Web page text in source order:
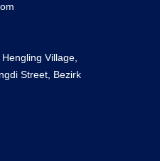
Village,
Street, Bezirk